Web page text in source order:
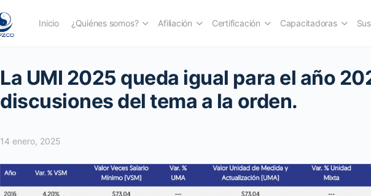
Inicio ¿Quiénes somos? Afiliación Certificación Capacitadoras
La UMI 2025 queda igual para el año
discusiones del tema a la orden.
14 enero, 2025